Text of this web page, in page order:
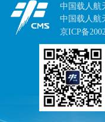
中国载人航
中国载人航
京ICP备